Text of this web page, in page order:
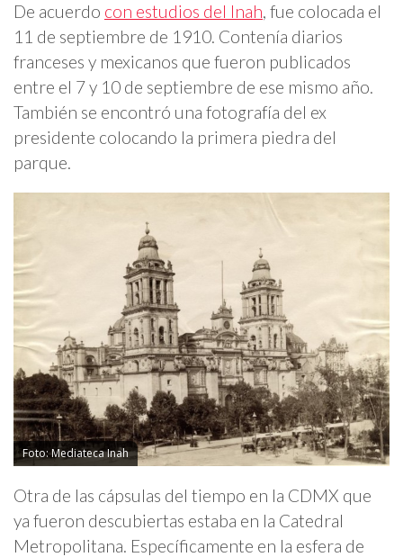
De acuerdo con estudios del Inah , fue colocada el
11 de septiembre de 1910. Contenía diarios
franceses y mexicanos que fueron publicados
entre el 7 y 10 de septiembre de ese mismo año.
También se encontró una fotografía del ex
presidente colocando la primera piedra del
parque.
Foto: Mediateca Inah
Otra de las cápsulas del tiempo en la CDMX que
ya fueron descubiertas estaba en la Catedral
Metropolitana. Específicamente en la esfera de